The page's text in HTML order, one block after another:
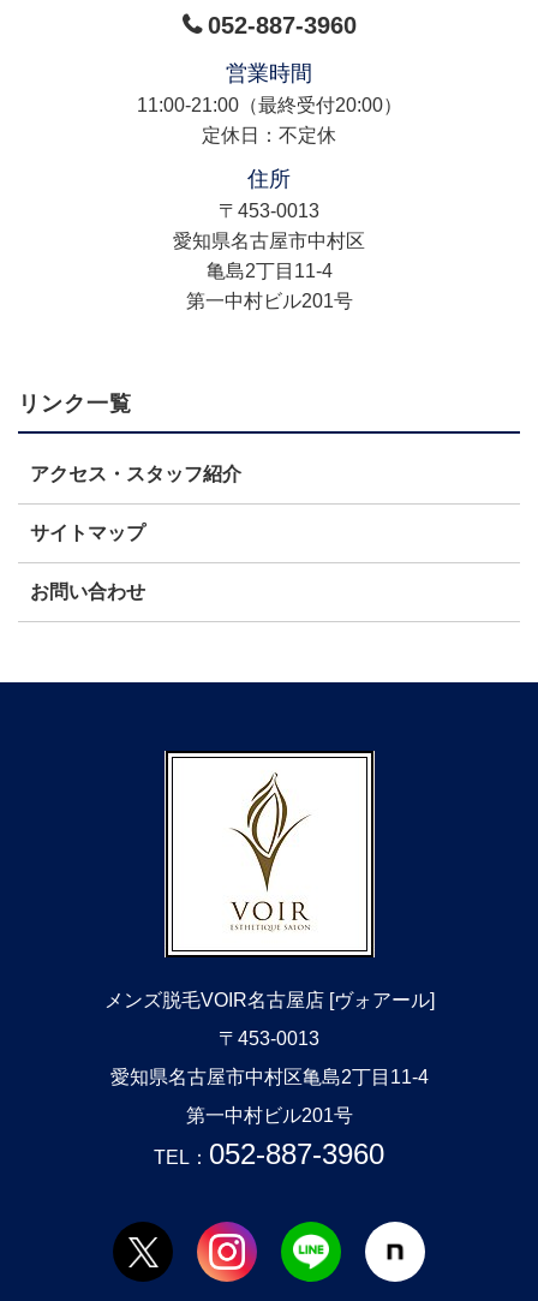
052-887-3960
営業時間
11:00-21:00（最終受付20:00）
定休日：不定休
住所
〒453-0013
​愛知県名古屋市中村区
亀島2丁目11-4
第一中村ビル201号
リンク一覧
アクセス・スタッフ紹介
サイトマップ
お問い合わせ
メンズ脱毛VOIR名古屋店 [ヴォアール]
〒453-0013
​愛知県名古屋市中村区亀島2丁目11-4
第一中村ビル201号
TEL： 052-887-3960